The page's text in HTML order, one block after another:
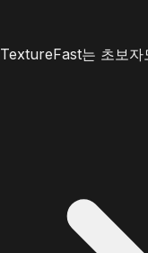
TextureFast는 초보자